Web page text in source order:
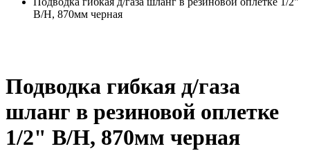
В/Н, 870мм черная
Подводка гибкая д/газа
шланг в резиновой оплетке
1/2" В/Н, 870мм черная